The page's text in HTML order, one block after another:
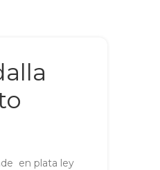
en plata ley